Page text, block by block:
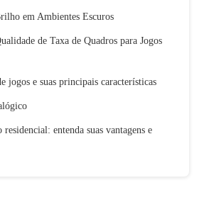
em Ambientes Escuros
de Taxa de Quadros para Jogos
jogos e suas principais características
residencial: entenda suas vantagens e